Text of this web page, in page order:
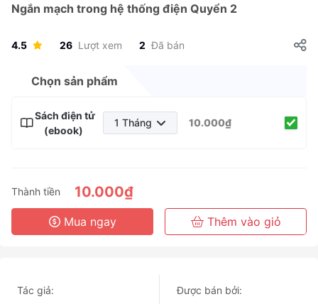
Ngắn mạch trong hệ thống điện Quyển 2
4.5 26 Lượt xem 2 Đã bán
Chọn sản phẩm
Sách điện tử
(ebook)
1 Tháng
6 Tháng
3 Năm
10.000₫
Thành tiền 10.000₫
Mua ngay Thêm vào giỏ
Tác giả:
Được bán bởi: